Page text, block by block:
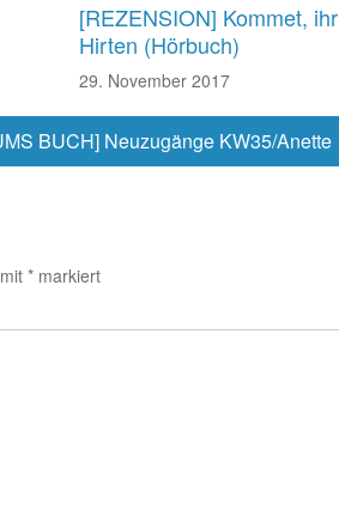
[REZENSION] Kommet, ihr
Hirten (Hörbuch)
29. November 2017
BUCH] Neuzugänge KW35/Anette
* markiert